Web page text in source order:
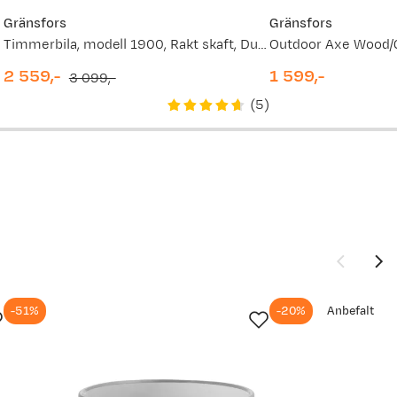
Gränsfors
Timmerbila, modell 1900, Rakt skaft, Dubbelslipad Wood/Grey
2 559,- 3 099,-
(5)
Gränsfors
Outdoor Axe Wood/
1 599,-
-51% -20% Anbefalt